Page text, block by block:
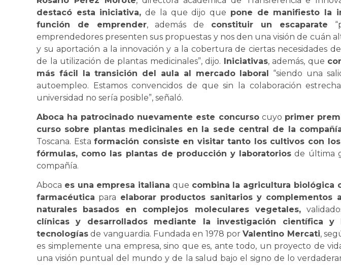
destacó esta iniciativa, de la que dijo que pone de manifiesto la
función de emprender, además de constituir un escaparate
emprendedores presenten sus propuestas y nos den una visión de cuán
y su aportación a la innovación y a la cobertura de ciertas necesidades
de la utilización de plantas medicinales”, dijo. Iniciativas, además, que
más fácil la transición del aula al mercado laboral “siendo una
autoempleo. Estamos convencidos de que sin la colaboración
universidad no sería posible”, señaló.
Aboca ha patrocinado nuevamente este concursocuyo primer
curso sobre plantas medicinales en la sede central de la
Toscana. Estaformación consiste en visitar tanto los cultivos con
fórmulas, como las plantas de producción y laboratorios de última
compañía.
Aboca es una empresa italiana que combina la agricultura biológica
farmacéutica para elaborar productos sanitarios y complementos
naturales
basados en complejos moleculares vegetales,
clínicas y desarrollados mediante la investigación científica y
tecnologías de vanguardia. Fundada en 1978 porValentino Mercati,
es simplemente una empresa, sino que es, ante todo, un proyecto de
una visión puntual del mundo y de la salud bajo el signo de lo